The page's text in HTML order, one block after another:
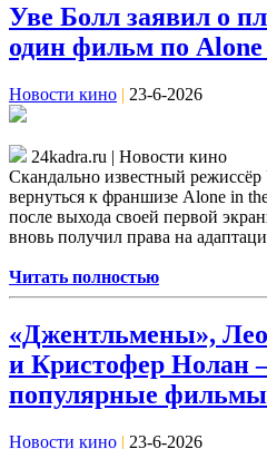
Уве Болл заявил о
один фильм по
Новости кино | 23-6-2026
24kadra.ru | Новости кино
Скандально известный
вернуться к франшизе Alone in
после выхода своей первой
вновь получил права на
Читать полностью
«Джентльмены»,
и Кристофер Нолан
популярные фильмы
Новости кино | 23-6-2026